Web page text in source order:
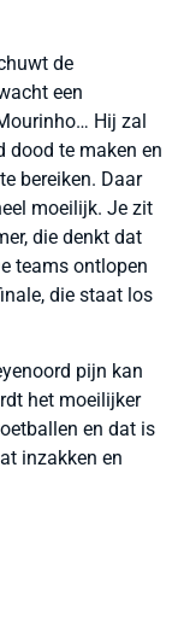
de
een
Hij zal
dood te maken en
bereiken. Daar
moeilijk. Je zit
die denkt dat
teams ontlopen
die staat los
pijn kan
het moeilijker
en dat is
inzakken en